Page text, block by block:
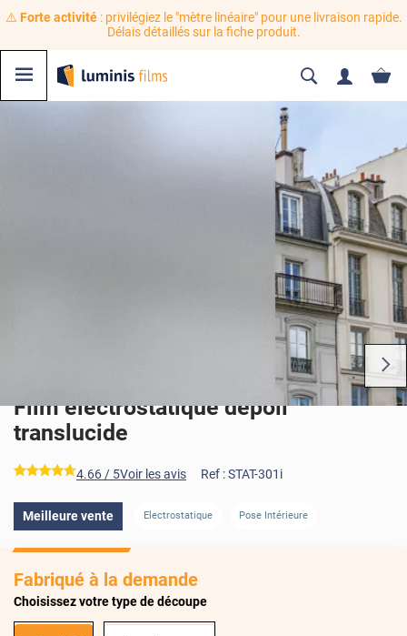
⚠️ Forte activité: privilégiez le "mètre linéaire" pour une livraison rapide.
Délais détaillés sur la fiche produit.
Film électrostatique dépoli
translucide
*****
4.66 / 5Voir les avis Ref :STAT-301i
Meilleure vente Electrostatique Pose Intérieure
Fabriqué à la demande
Choisissez votre type de découpe